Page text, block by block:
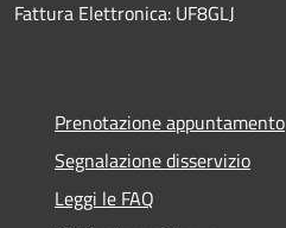
Fattura Elettronica: UF8GLJ
Prenotazione appuntamento
Segnalazione disservizio
Leggi le FAQ